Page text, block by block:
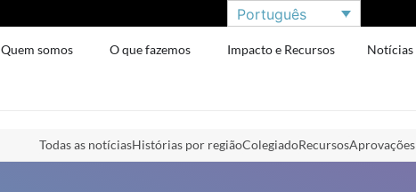
Português
Quem somos O que fazemos Impacto e Recursos Notícias
Todas as notíciasHistórias por regiãoColegiadoRecursosAprovações